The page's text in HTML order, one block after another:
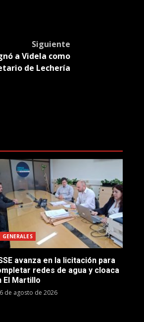
Siguiente
a Videla como
de Lechería
GENERALES
avanza en la licitación para
redes de agua y cloaca
El Martillo
6 de agosto de 2026